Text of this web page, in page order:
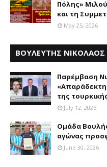
Πόλης»
και τη
May 25, 2026
ΒΟΥΛΕΥΤΗΣ ΝΙΚΟΛΑΟΣ
Παρέμβαση
της
July 12, 2026
Ομάδα
αγώνας
June 30, 2026